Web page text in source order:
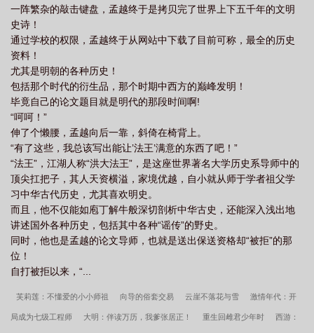
一阵繁杂的敲击键盘，孟越终于是拷贝完了世界上下五千年的文明
史诗！
通过学校的权限，孟越终于从网站中下载了目前可称，最全的历史
资料！
尤其是明朝的各种历史！
包括那个时代的衍生品，那个时期中西方的巅峰发明！
毕竟自己的论文题目就是明代的那段时间啊!
“呵呵！”
伸了个懒腰，孟越向后一靠，斜倚在椅背上。
“有了这些，我总该写出能让’法王’满意的东西了吧！”
“法王”，江湖人称“洪大法王”，是这座世界著名大学历史系导师中的
顶尖扛把子，其人天资横溢，家境优越，自小就从师于学者祖父学
习中华古代历史，尤其喜欢明史。
而且，他不仅能如庖丁解牛般深切剖析中华古史，还能深入浅出地
讲述国外各种历史，包括其中各种“谣传”的野史。
同时，他也是孟越的论文导师，也就是送出保送资格却“被拒”的那
位！
自打被拒以来，“...
芙莉莲：不懂爱的小小师祖 向导的俗套交易 云崖不落花与雪 激情年代：开
局成为七级工程师 大明：伴读万历，我爹张居正！ 重生回雌君少年时 西游：